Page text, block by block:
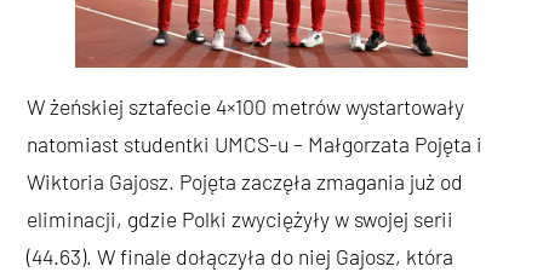
W żeńskiej sztafecie 4×100 metrów wystartowały
natomiast studentki UMCS-u – Małgorzata Pojęta i
Wiktoria Gajosz. Pojęta zaczęła zmagania już od
eliminacji, gdzie Polki zwyciężyły w swojej serii
(44.63). W finale dołączyła do niej Gajosz, która